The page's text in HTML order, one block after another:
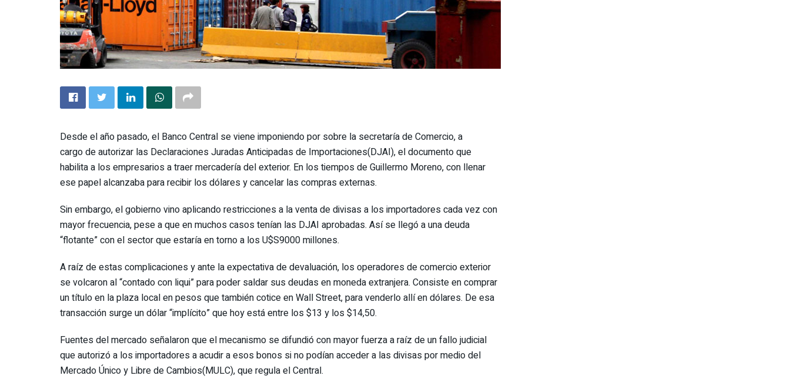
Desde el año pasado, el Banco Central se viene imponiendo por sobre la secretaría de Comercio, a
cargo de autorizar las Declaraciones Juradas Anticipadas de Importaciones(DJAI), el documento que
habilita a los empresarios a traer mercadería del exterior. En los tiempos de Guillermo Moreno, con llenar
ese papel alcanzaba para recibir los dólares y cancelar las compras externas.
Sin embargo, el gobierno vino aplicando restricciones a la venta de divisas a los importadores cada vez con
mayor frecuencia, pese a que en muchos casos tenían las DJAI aprobadas. Así se llegó a una deuda
“flotante” con el sector que estaría en torno a los U$S9000 millones.
A raíz de estas complicaciones y ante la expectativa de devaluación, los operadores de comercio exterior
se volcaron al “contado con liqui” para poder saldar sus deudas en moneda extranjera. Consiste en comprar
un título en la plaza local en pesos que también cotice en Wall Street, para venderlo allí en dólares. De esa
transacción surge un dólar “implícito” que hoy está entre los $13 y los $14,50.
Fuentes del mercado señalaron que el mecanismo se difundió con mayor fuerza a raíz de un fallo judicial
que autorizó a los importadores a acudir a esos bonos si no podían acceder a las divisas por medio del
Mercado Único y Libre de Cambios(MULC), que regula el Central.